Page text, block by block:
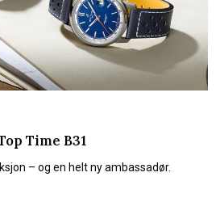
Time B31
– og en helt ny ambassadør.